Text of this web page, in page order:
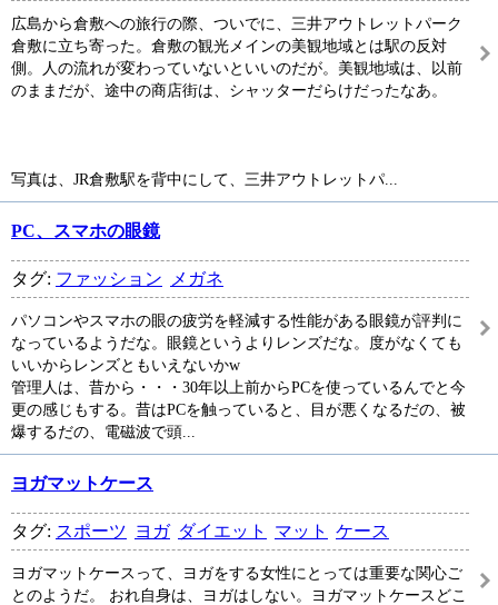
広島から倉敷への旅行の際、ついでに、三井アウトレットパーク
倉敷に立ち寄った。倉敷の観光メインの美観地域とは駅の反対
側。人の流れが変わっていないといいのだが。美観地域は、以前
のままだが、途中の商店街は、シャッターだらけだったなあ。
写真は、JR倉敷駅を背中にして、三井アウトレットパ...
PC、スマホの眼鏡
タグ: ファッション メガネ
パソコンやスマホの眼の疲労を軽減する性能がある眼鏡が評判に
なっているようだな。眼鏡というよりレンズだな。度がなくても
いいからレンズともいえないかw
管理人は、昔から・・・30年以上前からPCを使っているんでと今
更の感じもする。昔はPCを触っていると、目が悪くなるだの、被
爆するだの、電磁波で頭...
ヨガマットケース
タグ: スポーツ ヨガ ダイエット マット ケース
ヨガマットケースって、ヨガをする女性にとっては重要な関心ご
とのようだ。 おれ自身は、ヨガはしない。ヨガマットケースどこ